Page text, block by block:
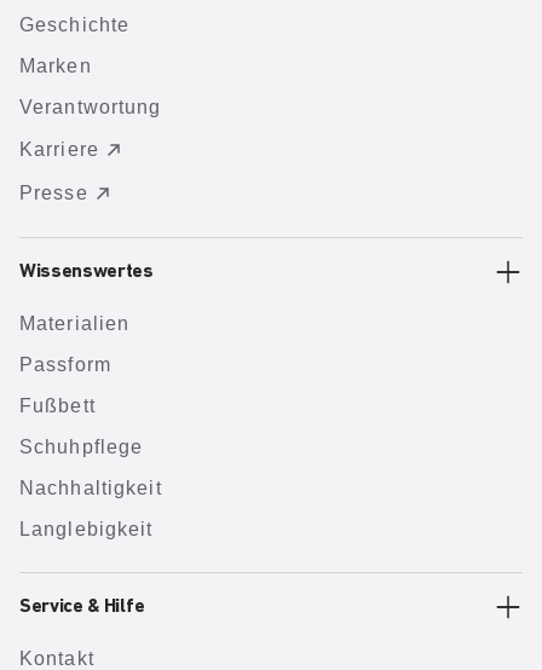
Geschichte
Marken
Verantwortung
Karriere
Presse
Wissenswertes
Materialien
Passform
Fußbett
Schuhpflege
Nachhaltigkeit
Langlebigkeit
Service & Hilfe
Kontakt